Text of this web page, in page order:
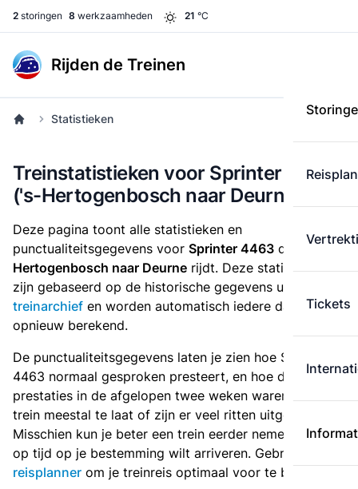
2 storingen 8 werkzaamheden 21 °C
Rijden de Treinen
Tickets
Statistieken
Treinstatistieken voor Sprinter 4463
('s-Hertogenbosch naar Deurne)
Deze pagina toont alle statistieken en
punctualiteitsgegevens voor Sprinter 4463 die
van 's-
Hertogenbosch naar Deurne rijdt. Deze statistieken
zijn gebaseerd op de historische gegevens uit het
treinarchief en worden automatisch iedere dag
opnieuw berekend.
De punctualiteitsgegevens laten je zien hoe Sprinter
4463 normaal gesproken presteert, en hoe de
prestaties in de afgelopen twee weken waren. Is deze
trein meestal te laat of zijn er veel ritten uitgevallen?
Misschien kun je beter een trein eerder nemen als je
op tijd op je bestemming wilt arriveren. Gebruik de
reisplanner om je treinreis optimaal voor te bereiden.